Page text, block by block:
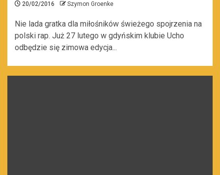
20/02/2016 Szymon Groenke
Nie lada gratka dla miłośników świeżego spojrzenia na
polski rap. Już 27 lutego w gdyńskim klubie Ucho
odbędzie się zimowa edycja...